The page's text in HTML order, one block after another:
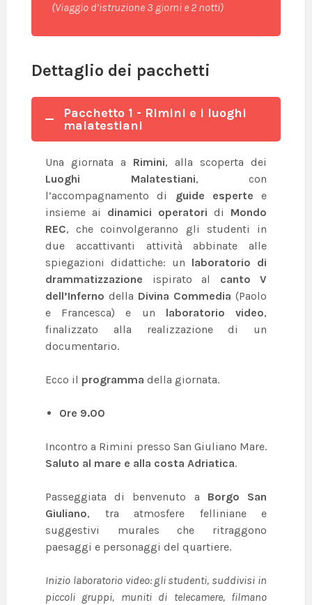
(Viaggio d’istruzione 3 giorni e 2 notti)
Dettaglio dei pacchetti
Pacchetto 1 - Rimini e i luoghi
malatestiani
Una giornata a Rimini, alla scoperta dei
Luoghi Malatestiani, con
l’accompagnamento di guide esperte e
insieme ai dinamici operatori di Mondo
REC, che coinvolgeranno gli studenti in
due accattivanti attività abbinate alle
spiegazioni didattiche: un laboratorio di
drammatizzazione ispirato al canto V
dell’Inferno della Divina Commedia (Paolo
e Francesca) e un laboratorio video,
finalizzato alla realizzazione di un
documentario.
Ecco il programma della giornata.
Ore 9.00
Incontro a Rimini presso San Giuliano Mare.
Saluto al mare e alla costa Adriatica.
Passeggiata di benvenuto a Borgo San
Giuliano, tra atmosfere felliniane e
suggestivi murales che ritraggono
paesaggi e personaggi del quartiere.
Inizio laboratorio video: gli studenti, suddivisi in
piccoli gruppi, muniti di telecamere, filmano